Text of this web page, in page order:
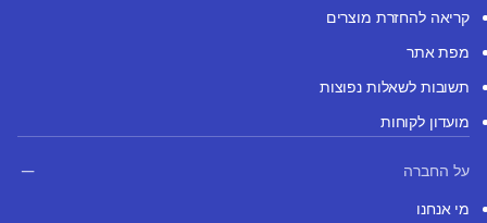
קריאה להחזרת מוצרים
מפת אתר
תשובות לשאלות נפוצות
מועדון לקוחות
על החברה
מי אנחנו